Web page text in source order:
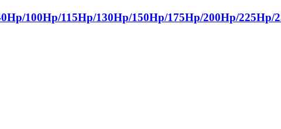
115Hp/130Hp/150Hp/175Hp/200Hp/225Hp/